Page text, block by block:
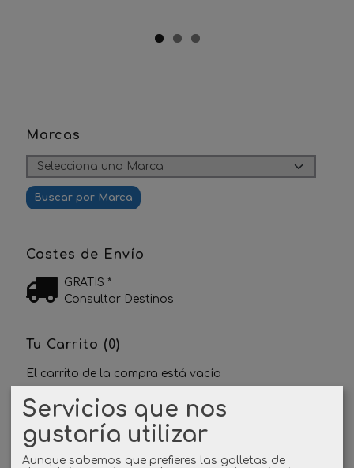
Marcas
Costes de Envío
GRATIS *
Consultar Destinos
Tu Carrito (0)
El carrito de la compra está vacío
Redes Sociales
Twitter
Servicios que nos
gustaría utilizar
Aunque sabemos que prefieres las galletas de